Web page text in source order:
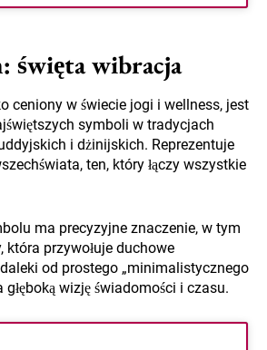
święta wibracja
ceniony w świecie jogi i wellness, jest
symboli w tradycjach
i dżinijskich. Reprezentuje
ten, który łączy wszystkie
ma precyzyjne znaczenie, w tym
która przywołuje duchowe
od prostego „minimalistycznego
głęboką wizję świadomości i czasu.